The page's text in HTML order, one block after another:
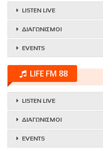
LISTEN LIVE
ΔΙΑΓΩΝΙΣΜΟΙ
EVENTS
LIFE FM 88
LISTEN LIVE
ΔΙΑΓΩΝΙΣΜΟΙ
EVENTS